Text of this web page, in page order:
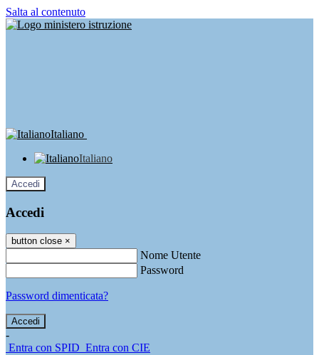
Salta al contenuto
Italiano
Italiano
Accedi
Accedi
button close ×
Nome Utente
Password
Password dimenticata?
-
Entra con SPID Entra con CIE